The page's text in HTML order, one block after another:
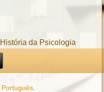
da Psicologia
Português